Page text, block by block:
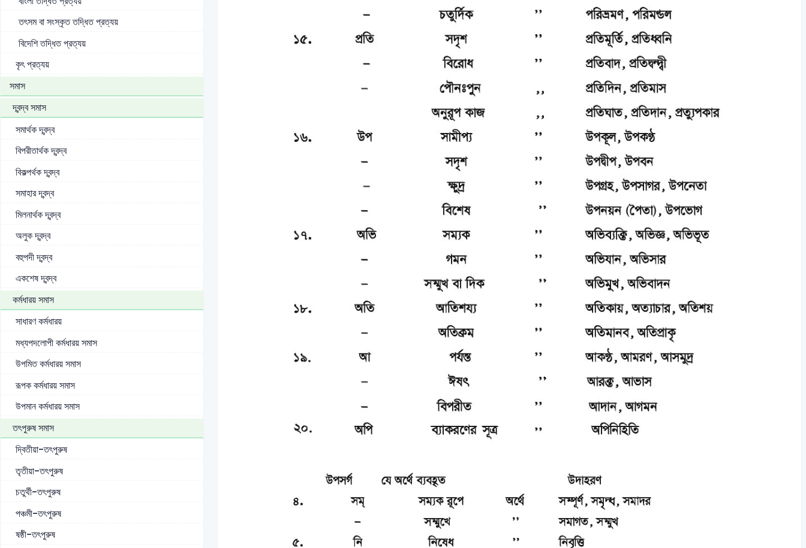
তৎসম বা সংস্কৃত তদ্ধিত প্রত্যয়
বিদেশি তদ্ধিত প্রত্যয়
কৃৎ প্রত্যয়
সমাস
দ্বন্দ্ব সমাস
সমার্থক দ্বন্দ্ব
বিপরীতার্থক দ্বন্দ্ব
বিকল্পর্থক দ্বন্দ্ব
সমাহার দ্বন্দ্ব
মিলনার্থক দ্বন্দ্ব
অলুক দ্বন্দ্ব
বহুপদী দ্বন্দ্ব
একশেষ দ্বন্দ্ব
কর্মধারয় সমাস
সাধারণ কর্মধারয়
মধ্যপদলোপী কর্মধারয় সমাস
উপমিত কর্মধারয় সমাস
রূপক কর্মধারয় সমাস
উপমান কর্মধারয় সমাস
তৎপুরুষ সমাস
দ্বিতীয়া-তৎপুরুষ
তৃতীয়া-তৎপুরুষ
চতুর্থী-তৎপুরুষ
পঞ্চমী-তৎপুরুষ
ষষ্ঠী-তৎপুরুষ